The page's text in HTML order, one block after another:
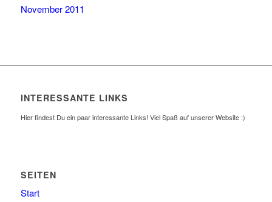
November 2011
INTERESSANTE LINKS
Hier findest Du ein paar interessante Links! Viel Spaß auf unserer Website :)
SEITEN
Start